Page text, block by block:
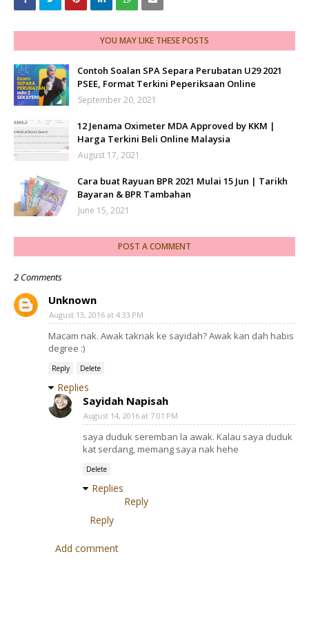
YOU MAY LIKE THESE POSTS
Contoh Soalan SPA Separa Perubatan U29 2021
PSEE, Format Terkini Peperiksaan Online
September 20, 2021
12 Jenama Oximeter MDA Approved by KKM |
Harga Terkini Beli Online Malaysia
August 17, 2021
Cara buat Rayuan BPR 2021 Mulai 15 Jun | Tarikh
Bayaran & BPR Tambahan
June 15, 2021
POST A COMMENT
2 Comments
Unknown
August 13, 2016 at 4:33 PM
Macam nak. Awak taknak ke sayidah? Awak kan dah habis
degree :)
Reply Delete
Replies
Sayidah Napisah
August 14, 2016 at 7:01 PM
saya duduk seremban la awak. Kalau saya duduk
kat serdang, memang saya nak hehe
Delete
Replies
Reply
Reply
Add comment